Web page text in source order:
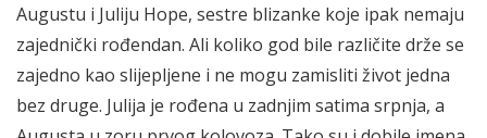
Augustu i Juliju Hope, sestre blizanke koje ipak nemaju
zajednički rođendan. Ali koliko god bile različite drže se
zajedno kao slijepljene i ne mogu zamisliti život jedna
bez druge. Julija je rođena u zadnjim satima srpnja, a